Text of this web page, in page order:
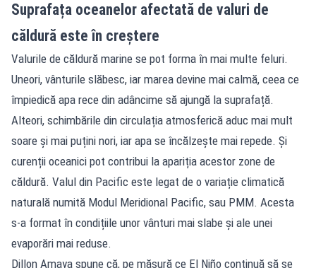
Suprafața oceanelor afectată de valuri de
căldură este în creștere
Valurile de căldură marine se pot forma în mai multe feluri.
Uneori, vânturile slăbesc, iar marea devine mai calmă, ceea ce
împiedică apa rece din adâncime să ajungă la suprafață.
Alteori, schimbările din circulația atmosferică aduc mai mult
soare și mai puțini nori, iar apa se încălzește mai repede. Și
curenții oceanici pot contribui la apariția acestor zone de
căldură. Valul din Pacific este legat de o variație climatică
naturală numită Modul Meridional Pacific, sau PMM. Acesta
s-a format în condițiile unor vânturi mai slabe și ale unei
evaporări mai reduse.
Dillon Amaya spune că, pe măsură ce El Niño continuă să se